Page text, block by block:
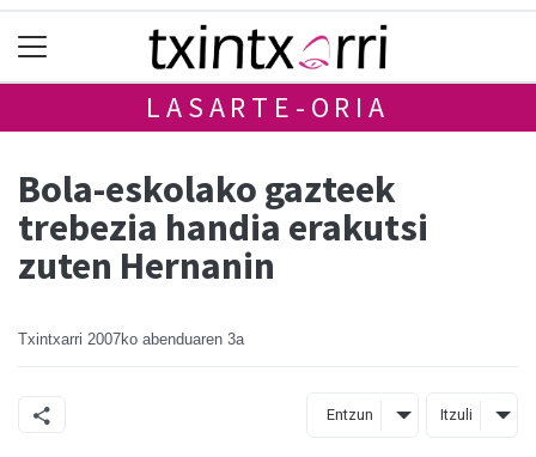
LASARTE-ORIA
Bola-eskolako gazteek
trebezia handia erakutsi
zuten Hernanin
Txintxarri 2007ko abenduaren 3a
Entzun Itzuli